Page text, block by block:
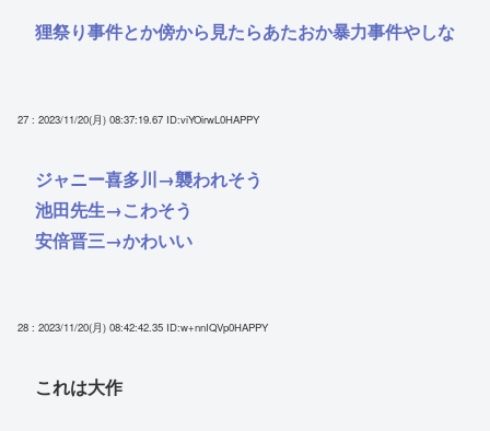
狸祭り事件とか傍から見たらあたおか暴力事件やしな
27 : 2023/11/20(月) 08:37:19.67 ID:viYOirwL0HAPPY
ジャニー喜多川→襲われそう
池田先生→こわそう
安倍晋三→かわいい
28 : 2023/11/20(月) 08:42:42.35 ID:w+nnIQVp0HAPPY
これは大作